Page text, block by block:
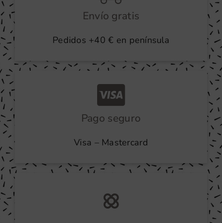
Envío gratis
Pedidos +40 € en península
Pago seguro
Visa – Mastercard